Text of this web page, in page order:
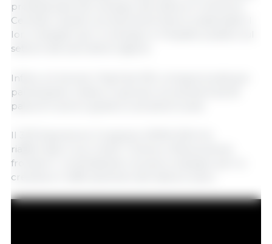
professionale allo sviluppo del settore in America
Centrale. Questi riconoscimenti hanno evidenziato il
loro impegno per lo sviluppo e l'impatto positivo sul
settore dei suini della regione.
Infine, si è tenuto il Pig Fest 333, un'opportunità per
partecipanti, relatori e sponsor provenienti da 26
paesi di riunirsi e godersi una band locale.
Il 333 Experience Congress LATAM 2024 ha
riaffermato il suo motto “Unione e fiducia senza
frontiere”, consolidando il proprio impegno per la
crescita e il rafforzamento del settore suino.